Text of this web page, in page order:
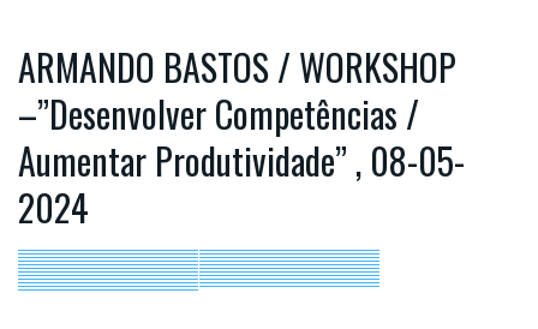
ARMANDO BASTOS / WORKSHOP
–”Desenvolver Competências /
Aumentar Produtividade” , 08-05-
2024